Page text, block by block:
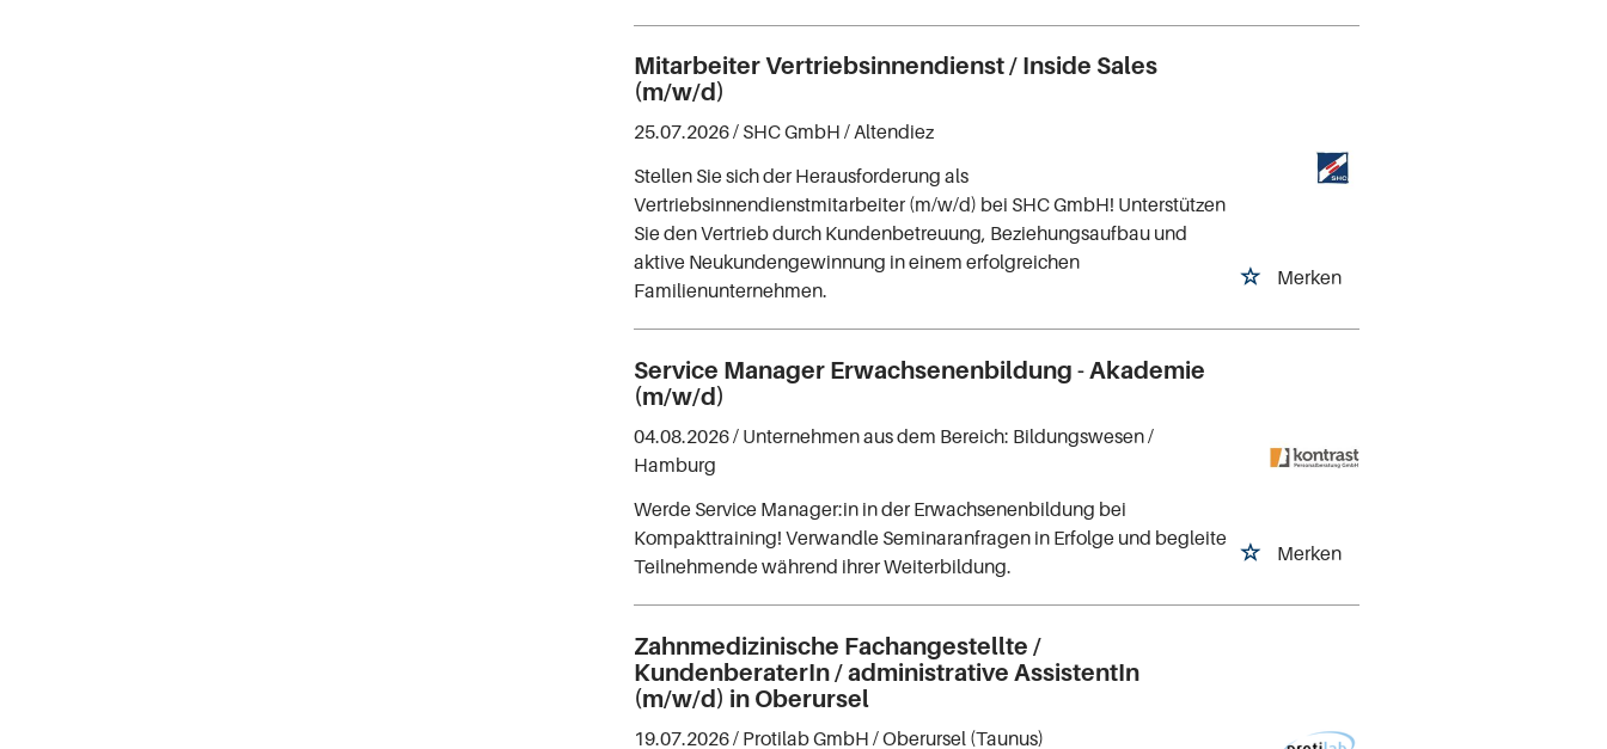
Mitarbeiter Vertriebsinnendienst / Inside Sales
(m/w/d)
Merken
25.07.2026 / SHC GmbH / Altendiez
Stellen Sie sich der Herausforderung als
Vertriebsinnendienstmitarbeiter (m/w/d) bei SHC GmbH! Unterstützen
Sie den Vertrieb durch Kundenbetreuung, Beziehungsaufbau und
aktive Neukundengewinnung in einem erfolgreichen
Familienunternehmen.
Service Manager Erwachsenenbildung - Akademie
(m/w/d)
Merken
04.08.2026 / Unternehmen aus dem Bereich: Bildungswesen/
Hamburg
Werde Service Manager:in in der Erwachsenenbildung bei
Kompakttraining! Verwandle Seminaranfragen in Erfolge und begleite
Teilnehmende während ihrer Weiterbildung.
Zahnmedizinische Fachangestellte /
KundenberaterIn / administrative AssistentIn
(m/w/d) in Oberursel
19.07.2026 / Protilab GmbH / Oberursel (Taunus)